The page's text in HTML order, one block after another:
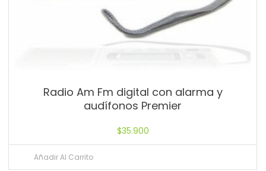
Radio Am Fm digital con alarma y
audífonos Premier
$35.900
Añadir Al Carrito